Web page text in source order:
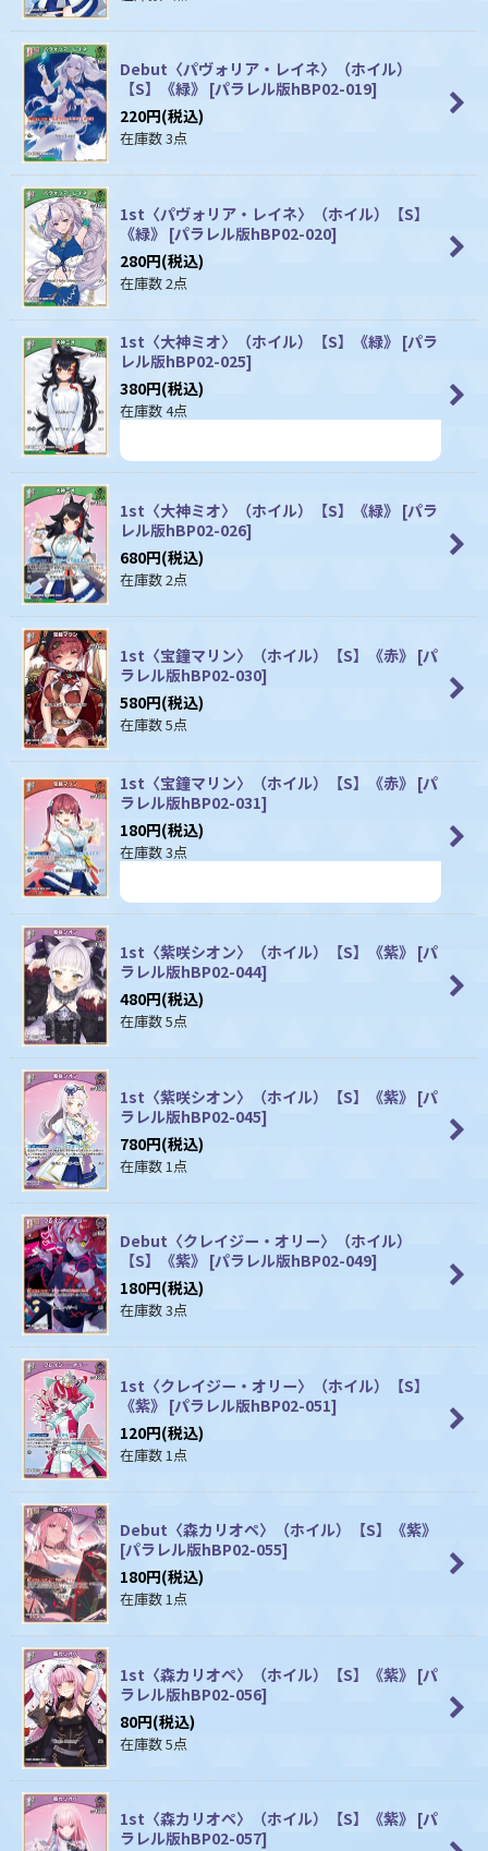
Debut〈パヴォリア・レイネ〉（ホイル）
【S】《緑》 [パラレル版hBP02-019]
220円(税込)
在庫数 3点
1st〈パヴォリア・レイネ〉（ホイル）【S】
《緑》 [パラレル版hBP02-020]
280円(税込)
在庫数 2点
1st〈大神ミオ〉（ホイル）【S】《緑》 [パラ
レル版hBP02-025]
380円(税込)
在庫数 4点
1st〈大神ミオ〉（ホイル）【S】《緑》 [パラ
レル版hBP02-026]
680円(税込)
在庫数 2点
1st〈宝鐘マリン〉（ホイル）【S】《赤》 [パ
ラレル版hBP02-030]
580円(税込)
在庫数 5点
1st〈宝鐘マリン〉（ホイル）【S】《赤》 [パ
ラレル版hBP02-031]
180円(税込)
在庫数 3点
1st〈紫咲シオン〉（ホイル）【S】《紫》 [パ
ラレル版hBP02-044]
480円(税込)
在庫数 5点
1st〈紫咲シオン〉（ホイル）【S】《紫》 [パ
ラレル版hBP02-045]
780円(税込)
在庫数 1点
Debut〈クレイジー・オリー〉（ホイル）
【S】《紫》 [パラレル版hBP02-049]
180円(税込)
在庫数 3点
1st〈クレイジー・オリー〉（ホイル）【S】
《紫》 [パラレル版hBP02-051]
120円(税込)
在庫数 1点
Debut〈森カリオペ〉（ホイル）【S】《紫》
[パラレル版hBP02-055]
180円(税込)
在庫数 1点
1st〈森カリオペ〉（ホイル）【S】《紫》 [パ
ラレル版hBP02-056]
80円(税込)
在庫数 5点
1st〈森カリオペ〉（ホイル）【S】《紫》 [パ
ラレル版hBP02-057]